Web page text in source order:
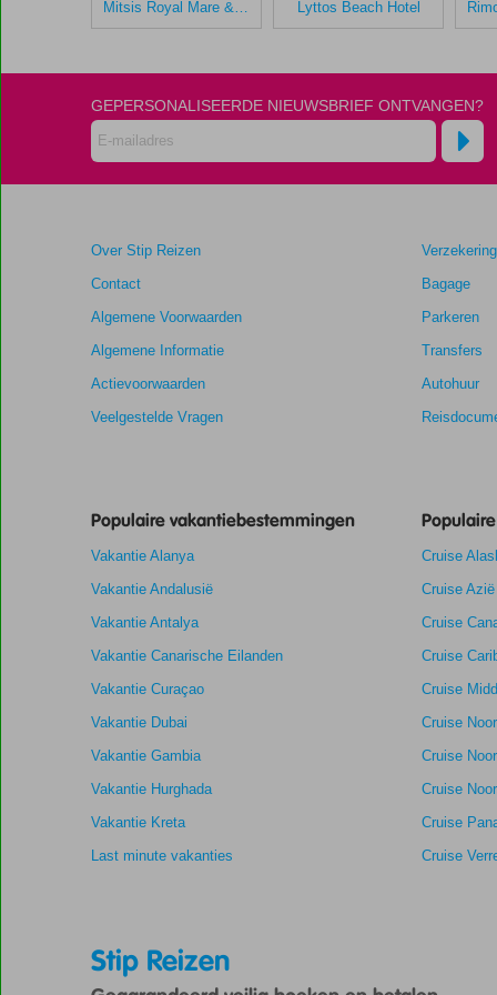
Annabelle
Scores
die
ouder
zijn
maanden
meer
weergegeven
de
relevantie
te
Totale score
Gebaseerd
op:
56
beoordelingen
7,9
Ligging
Eten
Kamers
Wifi kwaliteit
Mitsis Royal Mare & Thalasso Resort Lyttos Beach Hotel
GEPERSONALISEERDE NIEUWSBRIEF ONTVANGEN?
Over Stip Reizen
Contact
Algemene Voorwaarden
Algemene Informatie
Actievoorwaarden
Veelgestelde Vragen
Bagage
Parkeren
Transfers
Autohuur
Populaire vakantiebestemmingen
Vakantie Alanya
Vakantie Andalusië
Vakantie Antalya
Vakantie Canarische Eilanden
Vakantie Curaçao
Vakantie Dubai
Vakantie Gambia
Vakantie Hurghada
Vakantie Kreta
Last minute vakanties
Cruise
Cruise Azië
Cruise
Cruise
Cruise
Cruise
Cruise
Cruise
Cruise
Cruise
Stip Reizen